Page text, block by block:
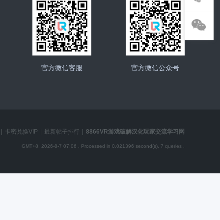
官方微信公众号
官方微信客服
卡密兑换VIP 最新帖子排行 8866VR游戏破解汉化玩家交流学习网
GMT+8, 2026-8-7 07:06 , Processed in 0.021396 second(s), 7 queries .